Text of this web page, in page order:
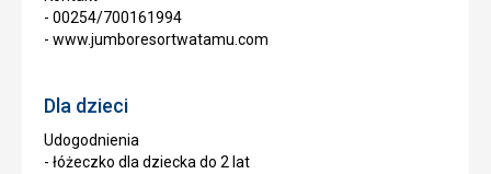
- 00254/700161994
- www.jumboresortwatamu.com
Dla dzieci
Udogodnienia
- łóżeczko dla dziecka do 2 lat